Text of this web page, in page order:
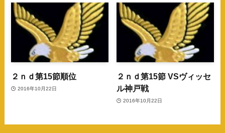
２ｎｄ第15節順位
2016年10月22日
２ｎｄ第15節 VSヴィッセ
ル神戸戦
2016年10月22日